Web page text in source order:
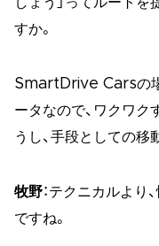
すか。
SmartDrive Carsの
ータなので、ワクワク
うし、手段としての移
牧野：テクニカルより
ですね。